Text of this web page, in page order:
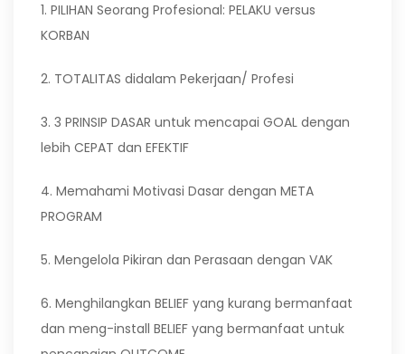
1. PILIHAN Seorang Profesional: PELAKU versus
KORBAN
2. TOTALITAS didalam Pekerjaan/ Profesi
3. 3 PRINSIP DASAR untuk mencapai GOAL dengan
lebih CEPAT dan EFEKTIF
4. Memahami Motivasi Dasar dengan META
PROGRAM
5. Mengelola Pikiran dan Perasaan dengan VAK
6. Menghilangkan BELIEF yang kurang bermanfaat
dan meng-install BELIEF yang bermanfaat untuk